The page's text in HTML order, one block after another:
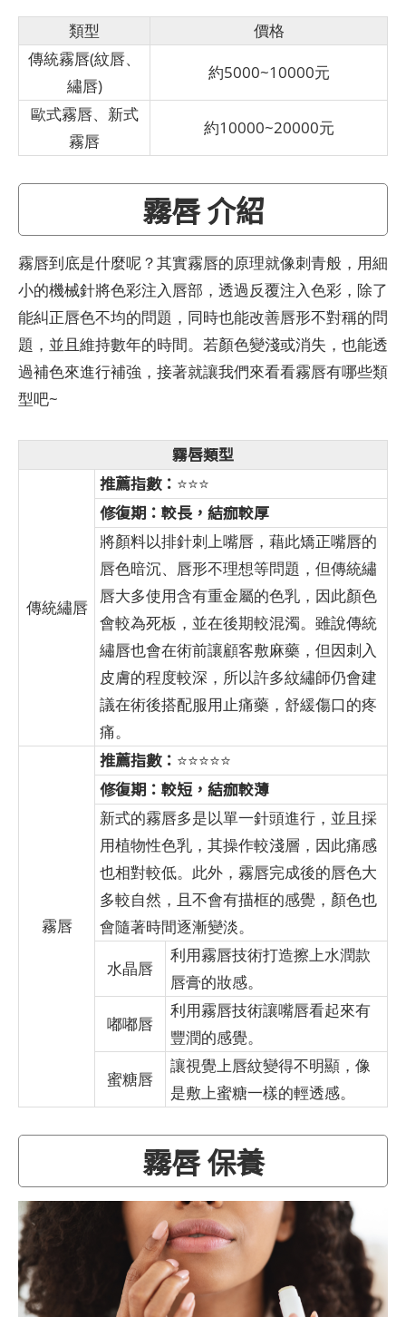
類型
價格
傳統霧唇(紋唇、
繡唇)
約5000~10000元
歐式霧唇、新式
霧唇
約10000~20000元
霧唇 介紹
霧唇到底是什麼呢？其實霧唇的原理就像刺青般，用細
小的機械針將色彩注入唇部，透過反覆注入色彩，除了
能糾正唇色不均的問題，同時也能改善唇形不對稱的問
題，並且維持數年的時間。若顏色變淺或消失，也能透
過補色來進行補強，接著就讓我們來看看霧唇有哪些類
型吧~
霧唇類型
傳統繡唇
推薦指數： ⭐⭐⭐
修復期：較長，結痂較厚
將顏料以排針刺上嘴唇，藉此矯正嘴唇的
唇色暗沉、唇形不理想等問題，但傳統繡
唇大多使用含有重金屬的色乳，因此顏色
會較為死板，並在後期較混濁。雖說傳統
繡唇也會在術前讓顧客敷麻藥，但因刺入
皮膚的程度較深，所以許多紋繡師仍會建
議在術後搭配服用止痛藥，舒緩傷口的疼
痛。
霧唇
推薦指數： ⭐⭐⭐⭐⭐
修復期：較短，結痂較薄
新式的霧唇多是以單一針頭進行，並且採
用植物性色乳，其操作較淺層，因此痛感
也相對較低。此外，霧唇完成後的唇色大
多較自然，且不會有描框的感覺，顏色也
會隨著時間逐漸變淡。
水晶唇
利用霧唇技術打造擦上水潤款
唇膏的妝感。
嘟嘟唇
利用霧唇技術讓嘴唇看起來有
豐潤的感覺。
蜜糖唇
讓視覺上唇紋變得不明顯，像
是敷上蜜糖一樣的輕透感。
霧唇 保養